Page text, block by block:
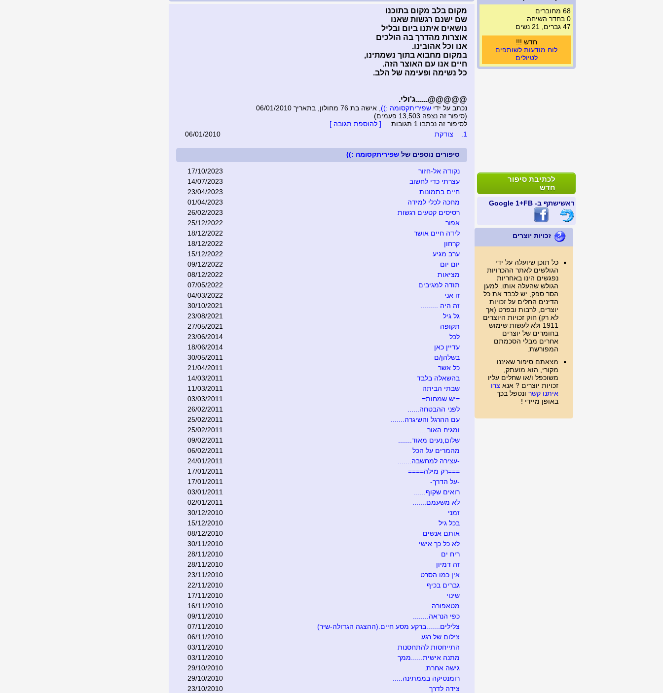
68 מחוברים
0 בחדר השיחה
47 גברים, 21 נשים
חדש !!!
לוח מודעות לשותפים
לטיולים
לכתיבת סיפור
חדש
ראשישתף ב- FB +1 Google
זכויות יוצרים
כל תוכן שיועלה על ידי
הגולשים לאתר ההכרויות
נפגשים הינו באחריות
הגולש שהעלה אותו. למען
הסר ספק, יש לכבד את כל
הדינים החלים על זכויות
יוצרים, לרבות ובפרט (אך
לא רק) חוק זכויות היוצרים
1911 ולא לעשות שימוש
בחומרים של יוצרים
אחרים מבלי הסכמתם
המפורשת.
מצאתם סיפור שאיננו
מקורי, הוא מועתק,
משוכפל ו/או שחלים עליו
זכויות יוצרים ? אנא צרו
איתנו קשר ונטפל בכך
באופן מיידי !
מקום בלב מקום בתוכנו
שם ישנם רגשות שאנו
נושאים איתנו ביום ובליל
אוצרות מהדרך בה הולכים
אנו וכל אהובינו.
במקום מחבוא בתוך נשמתינו,
חיים אנו עם האוצר הזה.
כל נשימה ופעימה של הלב.
@@@@@......ג'ולי.
נכתב על ידי שפיריתקסומה :)) , אישה בת 76 מחולון, בתאריך 06/01/2010
(סיפור זה נצפה 13,503 פעמים)
לסיפור זה נכתבו 1 תגובות
[ להוספת תגובה ]
1.
צודקת 06/01/2010
סיפורים נוספים של שפיריתקסומה :))
נקודה אל-חזור
17/10/2023
עצרתי כדי לחשוב
14/07/2023
חיים בתמונות
23/04/2023
מחכה לכלי למידה
01/04/2023
רסיסים קטעים רגשות
26/02/2023
אפור
25/12/2022
לידה חיים אושר
18/12/2022
קרחון
18/12/2022
ערב מגיע
15/12/2022
יום יום
09/12/2022
מציאות
08/12/2022
תודה למגיבים
07/05/2022
זו אני
04/03/2022
זה היה .........
30/10/2021
גל גיל
23/08/2021
תקופה
27/05/2021
לכל
23/06/2014
עדיין כאן
18/06/2014
בשלהן/ם
30/05/2011
כל אשר
21/04/2011
בהשאלה בלבד
14/03/2011
שבתי הביתה
11/03/2011
=יש שמחות=
03/03/2011
לפני ההבטחה......
26/02/2011
עם ההרגל והשיגרה.......
25/02/2011
ומגיח האור....
25/02/2011
שלום,נעים מאוד.......
09/02/2011
מהמרים על הכל
06/02/2011
-עצירה למחשבה.......
24/01/2011
===רק מילה====
17/01/2011
-על הדרך-
17/01/2011
רואים שקוף......
03/01/2011
לא משעמם.......
02/01/2011
זמני
30/12/2010
בכל גיל
15/12/2010
אותם אנשים
08/12/2010
לא כל כך אישי
30/11/2010
ריח ים
28/11/2010
זה דמיון
28/11/2010
אין כמו הסרט
23/11/2010
גברים בכיף
22/11/2010
שינוי
17/11/2010
מטאפורה
16/11/2010
כפי הנראה........
09/11/2010
צלילים.......ברקע מסע חיים.(ההצגה הגדולה-שיר)
07/11/2010
צילום של רגע
06/11/2010
התייחסות להתחסנות
03/11/2010
מתנה אישית......ממך
03/11/2010
גישה אחרת.
29/10/2010
רומנטיקה בממתינה.....
29/10/2010
צידה לדרך
23/10/2010